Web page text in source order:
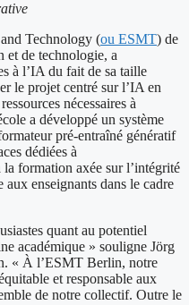
Technology (ou ESMT) de
et de technologie, a
à l’IA du fait de sa taille
le projet centré sur l’IA en
nécessaires à
a développé un système
pré-entraîné génératif
dédiées à
la formation axée sur l’intégrité
aux enseignants dans le cadre
quant au potentiel
académique » souligne Jörg
« À l’ESMT Berlin, notre
et responsable aux
de notre collectif. Outre le